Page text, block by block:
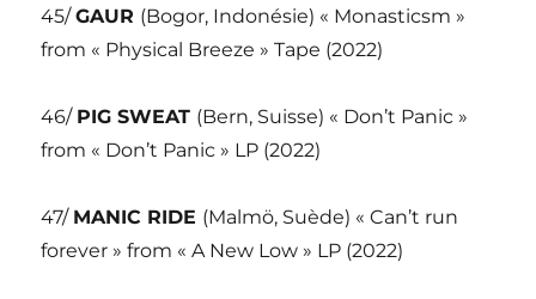
45/GAUR (Bogor, Indonésie) « Monasticsm »
from « Physical Breeze » Tape (2022)
46/ PIG SWEAT (Bern, Suisse) « Don’t Panic »
from « Don’t Panic » LP (2022)
47/ MANIC RIDE (Malmö, Suède) « Can’t run
forever » from « A New Low » LP (2022)